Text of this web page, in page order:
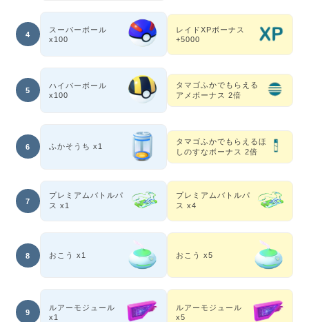
4
スーパーボール
x100
レイドXPボーナス
+5000
5
ハイパーボール
x100
タマゴふかでもらえる
アメボーナス 2倍
6 ふかそうち x1
タマゴふかでもらえるほ
しのすなボーナス 2倍
7
プレミアムバトルパ
ス x1
プレミアムバトルパ
ス x4
8 おこう x1 おこう x5
9
ルアーモジュール
x1
ルアーモジュール
x5